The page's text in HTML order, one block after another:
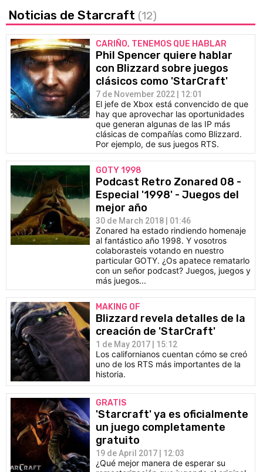
Noticias de Starcraft (12)
CARIÑO, TENEMOS QUE HABLAR
Phil Spencer quiere hablar
con Blizzard sobre juegos
clásicos como 'StarCraft'
7 de November 2022 | 12:01
El jefe de Xbox está convencido de que
hay que aprovechar las oportunidades
que generan algunas de las IP más
clásicas de compañías como Blizzard.
Por ejemplo, de sus juegos RTS.
GOTY 1998
Podcast Retro Zonared 08 -
Especial '1998' - Juegos del
mejor año
30 de March 2018 | 01:46
Zonared ha estado rindiendo homenaje
al fantástico año 1998. Y vosotros
colaborasteis votando en nuestro
particular GOTY. ¿Os apatece rematarlo
con un señor podcast? Juegos, juegos y
más juegos...
MAKING OF
Blizzard revela detalles de la
creación de 'StarCraft'
1 de May 2017 | 15:12
Los californianos cuentan cómo se creó
uno de los RTS más importantes de la
historia.
GRATIS
'Starcraft' ya es oficialmente
un juego completamente
gratuito
19 de April 2017 | 12:03
¿Qué mejor manera de esperar su